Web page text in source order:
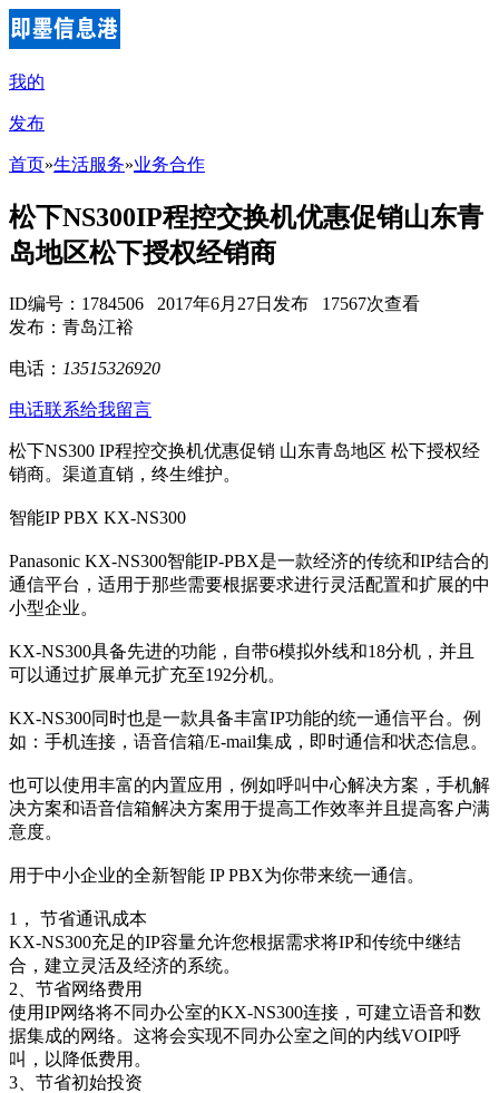
我的
发布
首页»生活服务»业务合作
松下NS300IP程控交换机优惠促销山东青
岛地区松下授权经销商
ID编号：1784506 2017年6月27日发布 17567次查看
发布：青岛江裕
电话： 13515326920
电话联系给我留言
松下NS300 IP程控交换机优惠促销 山东青岛地区 松下授权经
销商。渠道直销，终生维护。
智能IP PBX KX-NS300
Panasonic KX-NS300智能IP-PBX是一款经济的传统和IP结合的
通信平台，适用于那些需要根据要求进行灵活配置和扩展的中
小型企业。
KX-NS300具备先进的功能，自带6模拟外线和18分机，并且
可以通过扩展单元扩充至192分机。
KX-NS300同时也是一款具备丰富IP功能的统一通信平台。例
如：手机连接，语音信箱/E-mail集成，即时通信和状态信息。
也可以使用丰富的内置应用，例如呼叫中心解决方案，手机解
决方案和语音信箱解决方案用于提高工作效率并且提高客户满
意度。
用于中小企业的全新智能 IP PBX为你带来统一通信。
1， 节省通讯成本
KX-NS300充足的IP容量允许您根据需求将IP和传统中继结
合，建立灵活及经济的系统。
2、节省网络费用
使用IP网络将不同办公室的KX-NS300连接，可建立语音和数
据集成的网络。这将会实现不同办公室之间的内线VOIP呼
叫，以降低费用。
3、节省初始投资